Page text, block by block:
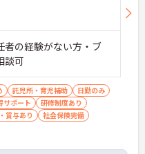
の経験がない方・ブ
談可
託児所・育児補助
日勤のみ
サポート
研修制度あり
賞与あり
社会保険完備